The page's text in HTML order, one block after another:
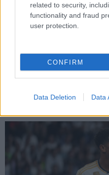
related to security,
functionality and fraud
user protection.
CONFIRM
Data Deletion Data
Correa lidera el 11 ideal de la